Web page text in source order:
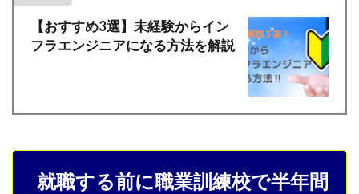
【おすすめ3選】未経験からイン
フラエンジニアになる方法を解説
就職する前に職業訓練校で半年間